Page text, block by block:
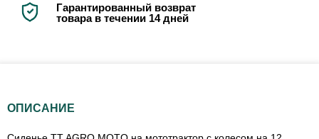
Гарантированный возврат
товара в течении 14 дней
ОПИСАНИЕ